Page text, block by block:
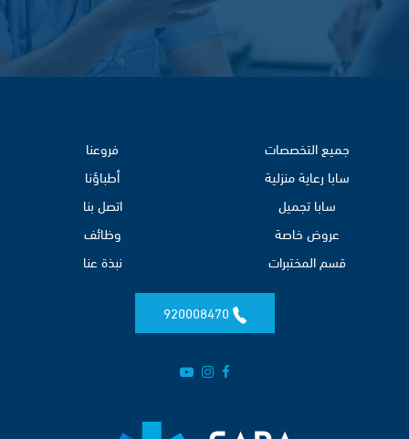
جميع التخصصات
سابا رعاية منزلية
سابا تجميل
عروض خاصة
قسم المختبرات
فروعنا
أطباؤنا
اتصل بنا
وظائف
نبذة عنا